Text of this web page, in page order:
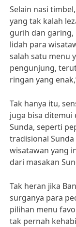
Selain nasi
yang tak kalah
gurih dan
lidah para
salah satu menu
pengunjung,
ringan yang
Tak hanya itu,
juga bisa ditemui
Sunda, seperti
tradisional
wisatawan yang
dari masakan
Tak heran jika
surganya para
pilihan menu
tak pernah